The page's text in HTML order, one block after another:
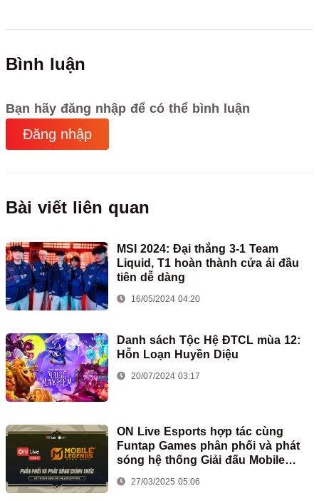
Bình luận
Bạn hãy đăng nhập để có thể bình luận
Đăng nhập
Bài viết liên quan
MSI 2024: Đại thắng 3-1 Team
Liquid, T1 hoàn thành cửa ải đầu
tiên dễ dàng
16/05/2024 04:20
Danh sách Tộc Hệ ĐTCL mùa 12:
Hỗn Loạn Huyền Diệu
20/07/2024 03:17
ON Live Esports hợp tác cùng
Funtap Games phân phối và phát
sóng hệ thống Giải đấu Mobile
Legends: Bang Bang tại Việt Nam
27/03/2025 05:06